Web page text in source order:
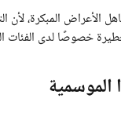
الأعراض المبكرة، لأن
خصوصًا لدى الفئات
الموسمية